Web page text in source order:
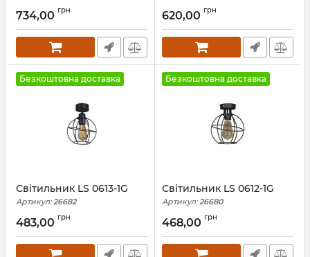
734,00 грн 620,00 грн
Безкоштовна доставка
Світильник LS 0613-1G
Артикул:26682
483,00 грн
Безкоштовна доставка
Світильник LS 0612-1G
Артикул:26680
468,00 грн